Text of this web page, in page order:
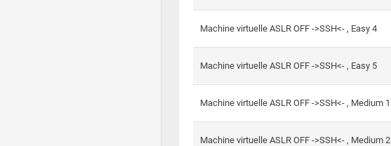
Machine virtuelle ASLR OFF ->SSH<- , Easy 4
Machine virtuelle ASLR OFF ->SSH<- , Easy 5
Machine virtuelle ASLR OFF ->SSH<- , Medium 1
Machine virtuelle ASLR OFF ->SSH<- , Medium 2